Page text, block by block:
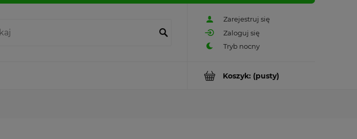
Zarejestruj się
Zaloguj się
Koszyk: (pusty)